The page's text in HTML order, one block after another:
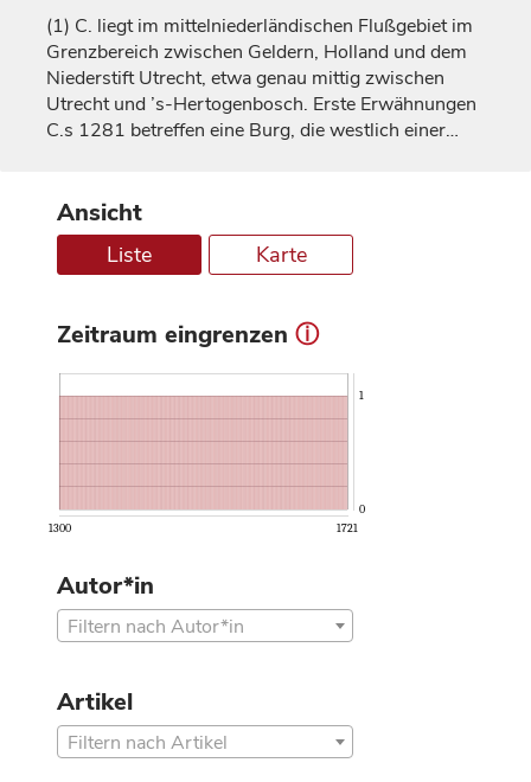
(1) C. liegt im mittelniederländischen Flußgebiet im
Grenzbereich zwischen Geldern, Holland und dem
NiederstiftUtrecht, etwa genau mittig zwischen
Utrechtund ’s-Hertogenbosch. Erste Erwähnungen
C.s 1281 betreffen eine Burg, die westlich einer…
Ansicht
Liste Karte
Zeitraum eingrenzen ⓘ
1300 1721
0
1
Autor*in
Filtern nach Autor*in
Artikel
Filtern nach Artikel